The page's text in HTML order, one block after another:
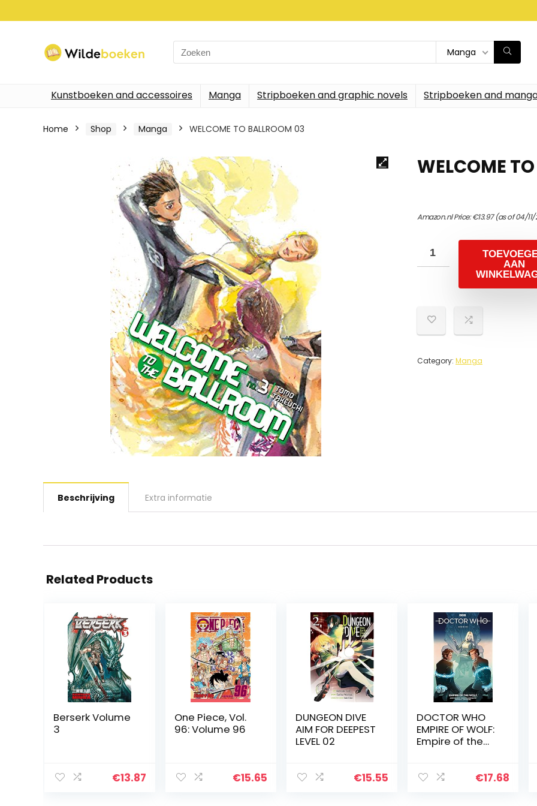
Search
for:
Manga
Kunstboeken and accessoires Manga Stripboeken and graphic novels Stripboeken and
Home Shop Manga WELCOME TO BALLROOM 03
WELCOME
Amazon.nl Price:€13.97(as of 04/11/
AAN
Category: Manga
Beschrijving Extra informatie
Related Products
Berserk Volume
3
€13.87
One Piece, Vol.
96: Volume 96
€15.65
DUNGEON DIVE
AIM FOR DEEPEST
LEVEL 02
€15.55
DOCTOR WHO
EMPIRE OF WOLF:
Empire of the
€17.68